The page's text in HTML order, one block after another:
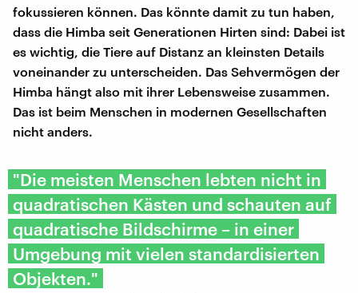
fokussieren können. Das könnte damit zu tun haben,
dass die Himba seit Generationen Hirten sind: Dabei ist
es wichtig, die Tiere auf Distanz an kleinsten Details
voneinander zu unterscheiden. Das Sehvermögen der
Himba hängt also mit ihrer Lebensweise zusammen.
Das ist beim Menschen in modernen Gesellschaften
nicht anders.
"Die meisten Menschen lebten nicht in
quadratischen Kästen und schauten auf
quadratische Bildschirme – in einer
Umgebung mit vielen standardisierten
Objekten."